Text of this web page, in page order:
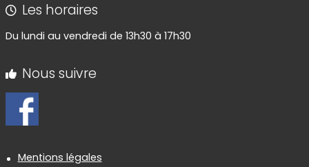
Les horaires
Du lundi au vendredi de 13h30 à 17h30
Nous suivre
Informations réglementaires
Mentions légales